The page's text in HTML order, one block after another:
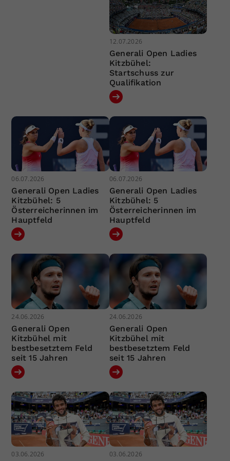
12.07.2026
Generali Open Ladies
Kitzbühel:
Startschuss zur
Qualifikation
06.07.2026
Generali Open Ladies
Kitzbühel: 5
Österreicherinnen im
Hauptfeld
06.07.2026
Generali Open Ladies
Kitzbühel: 5
Österreicherinnen im
Hauptfeld
24.06.2026
Generali Open
Kitzbühel mit
bestbesetztem Feld
seit 15 Jahren
24.06.2026
Generali Open
Kitzbühel mit
bestbesetztem Feld
seit 15 Jahren
03.06.2026 03.06.2026